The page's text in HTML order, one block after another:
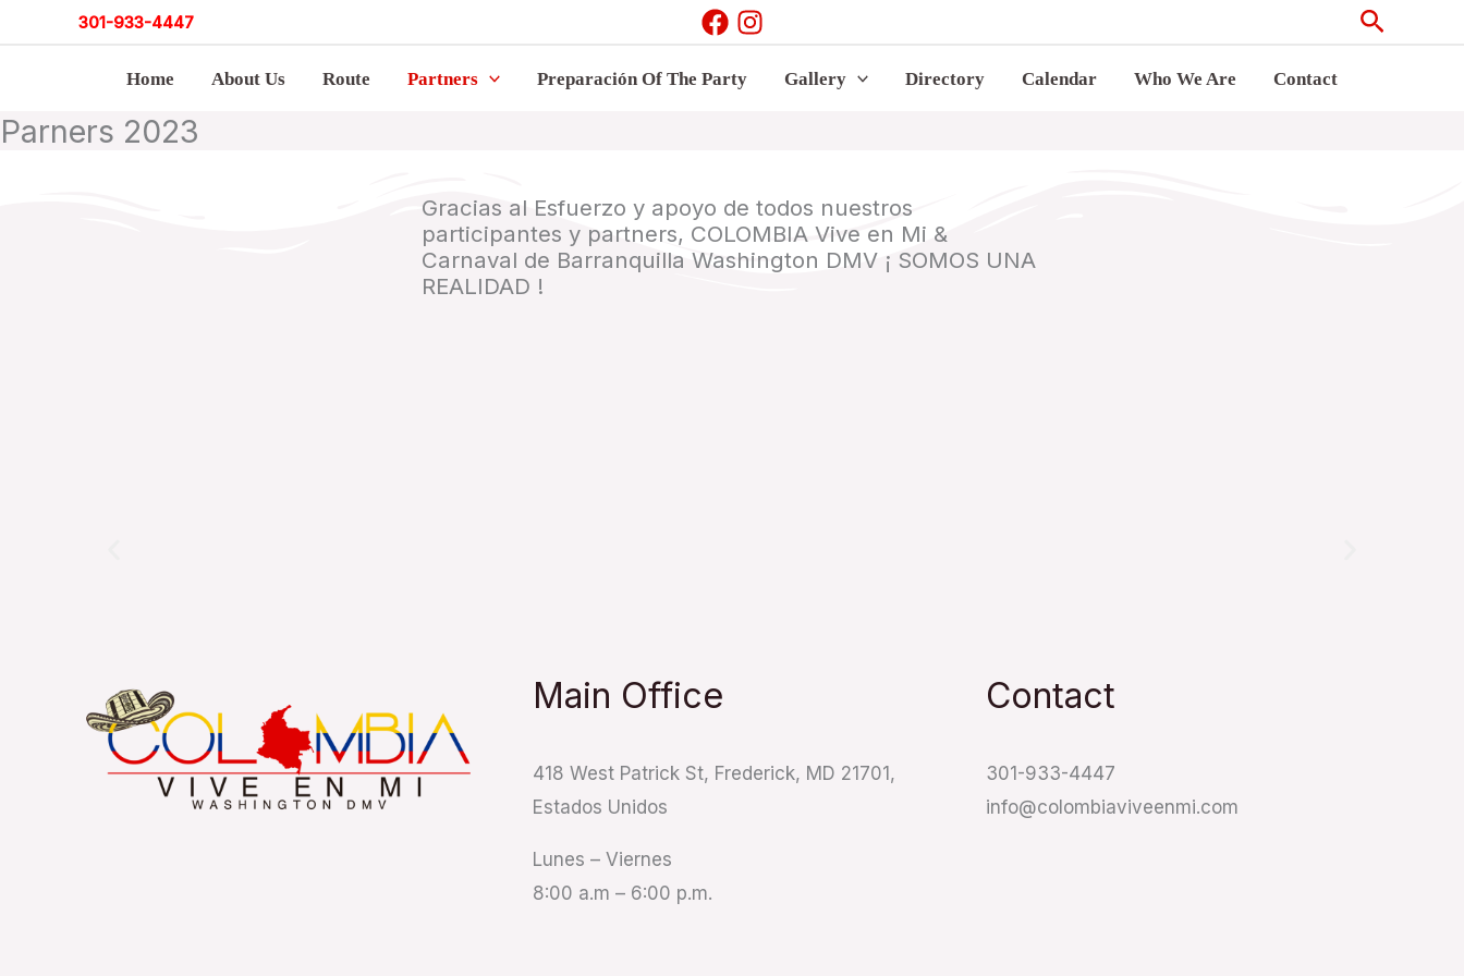
301-933-4447 Search
Home About Us Route Partners Preparación Of The Party Gallery Directory Calendar Who We Are Contact
Parners 2023
Gracias al Esfuerzo y apoyo de todos nuestros
participantes y partners, COLOMBIA Vive en Mi &
Carnaval de Barranquilla Washington DMV ¡ SOMOS UNA
REALIDAD !
Main Office
418 West Patrick St, Frederick, MD 21701,
Estados Unidos
Lunes – Viernes
8:00 a.m – 6:00 p.m.
Contact
301-933-4447
info@colombiaviveenmi.com